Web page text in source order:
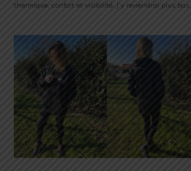
thermique, confort et visibilité. J’y reviendrai plus bas.